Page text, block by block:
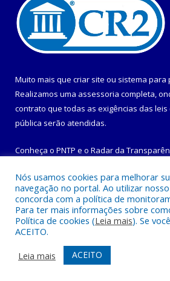
Muito mais que criar site ou sistema para
Realizamos uma assessoria completa,
contrato que todas as exigências das leis
pública serão atendidas.
Conheça o PNTP e o Radar da
Todos os direitos reservados a
Maracanã.
Mapa do Site
Acessar Área
Acessar Webmail
Nós usamos cookies para melhorar
navegação no portal. Ao utilizar
concorda com a política de
Para ter mais informações sobre
Política de cookies (Leia mais). Se
ACEITO.
Leia mais
ACEITO